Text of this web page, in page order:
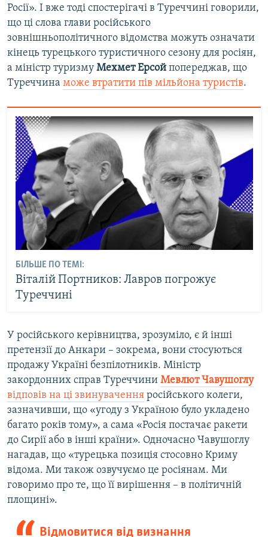
Росії». І вже тоді спостерігачі в Туреччині говорили,
що ці слова глави російського
зовнішньополітичного відомства можуть означати
кінець турецького туристичного сезону для росіян,
а міністр туризму Мехмет Ерсой попереджав, що
Туреччина може втратити пів мільйона туристів.
БІЛЬШЕ ПО ТЕМІ:
Віталій Портников: Лавров погрожує
Туреччині
У російського керівництва, зрозуміло, є й інші
претензії до Анкари – зокрема, вони стосуються
продажу Україні безпілотників. Міністр
закордонних справ Туреччини Мевлют Чавушоглу
відповів на ці звинувачення російського колеги,
зазначивши, що «угоду з Україною було укладено
багато років тому», а сама «Росія постачає ракети
до Сирії або в інші країни». Одночасно Чавушоглу
нагадав, що «турецька позиція стосовно Криму
відома. Ми також озвучуємо це росіянам. Ми
говоримо про те, що її вирішення – в політичній
площині».
Відмовитися від визнання